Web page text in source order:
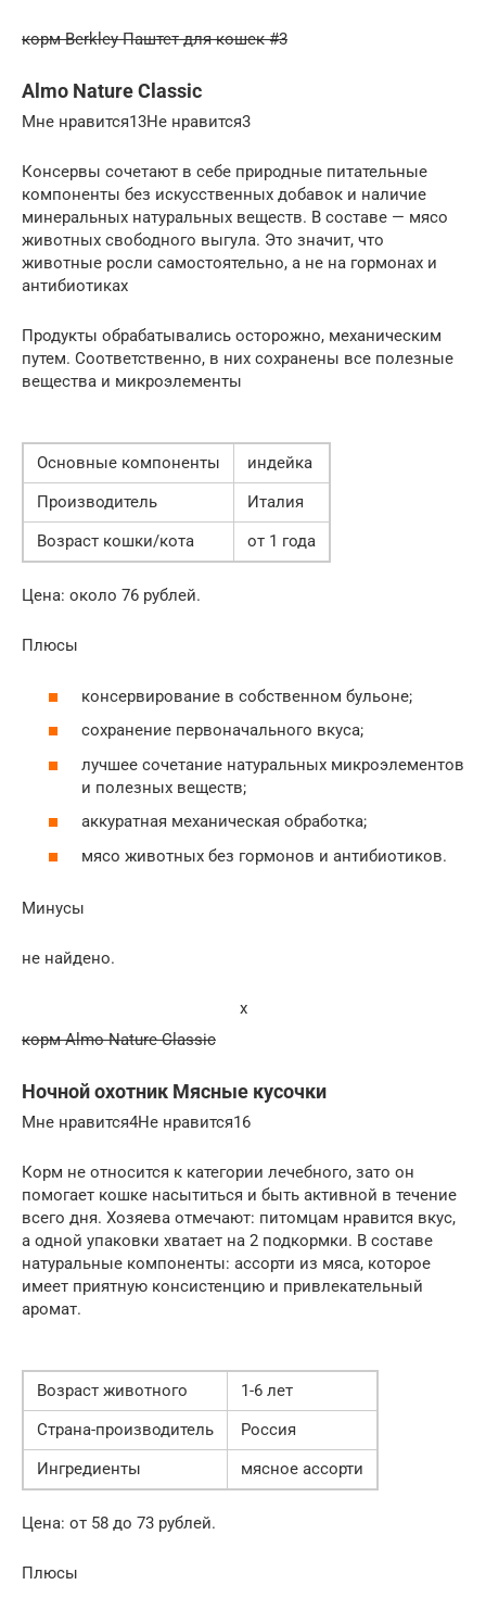
корм Berkley Паштет для кошек #3
Almo Nature Classic
Мне нравится13Не нравится3
Консервы сочетают в себе природные питательные
компоненты без искусственных добавок и наличие
минеральных натуральных веществ. В составе — мясо
животных свободного выгула. Это значит, что
животные росли самостоятельно, а не на гормонах и
антибиотиках
Продукты обрабатывались осторожно, механическим
путем. Соответственно, в них сохранены все полезные
вещества и микроэлементы
Основные компоненты
индейка
Производитель
Италия
Возраст кошки/кота
от 1 года
Цена: около 76 рублей.
Плюсы
консервирование в собственном бульоне;
сохранение первоначального вкуса;
лучшее сочетание натуральных микроэлементов
и полезных веществ;
аккуратная механическая обработка;
мясо животных без гормонов и антибиотиков.
Минусы
не найдено.
x
корм Almo Nature Classic
Ночной охотник Мясные кусочки
Мне нравится4Не нравится16
Корм не относится к категории лечебного, зато он
помогает кошке насытиться и быть активной в течение
всего дня. Хозяева отмечают: питомцам нравится вкус,
а одной упаковки хватает на 2 подкормки. В составе
натуральные компоненты: ассорти из мяса, которое
имеет приятную консистенцию и привлекательный
аромат.
Возраст животного
1-6 лет
Страна-производитель
Россия
Ингредиенты
мясное ассорти
Цена: от 58 до 73 рублей.
Плюсы